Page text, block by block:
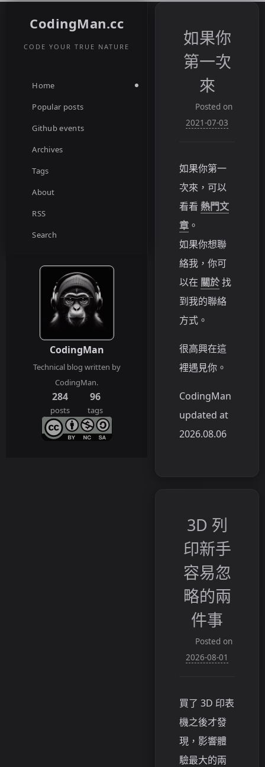
CodingMan.cc
CODE YOUR TRUE NATURE
Home
Popular posts
Github events
Archives
Tags
About
RSS
Search
CodingMan
Technical blog written by
CodingMan.
284
posts
96
tags
如果你
第一次
來
Posted on
2021-07-03
如果你第一
次來，可以
看看 熱門文
章 。
如果你想聯
絡我，你可
以在 關於找
到我的聯絡
方式。
很高興在這
裡遇見你。
CodingMan
updated at
2026.08.06
3D 列
印新手
容易忽
略的兩
件事
Posted on
2026-08-01
買了 3D 印表
機之後才發
現，影響體
驗最大的兩